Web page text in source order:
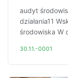
audyt
działania11
środowiska W
30.11.-0001